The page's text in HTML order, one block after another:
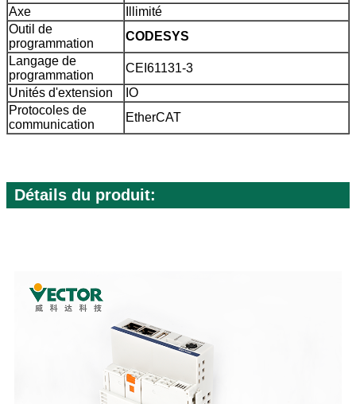
Axe
Illimité
Outil de
programmation
CODESYS
Langage de
programmation
CEI61131-3
Unités d'extension
IO
Protocoles de
communication
EtherCAT
Détails du produit: